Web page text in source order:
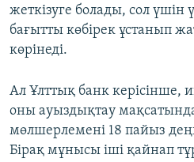
жеткізуге болады, сол үшін
бағытты көбірек ұстанып
көрінеді.
Ал Ұлттық банк керісінше,
оны ауыздықтау
мөлшерлемені 18 пайыз
Бірақ мұнысы іші қайнап